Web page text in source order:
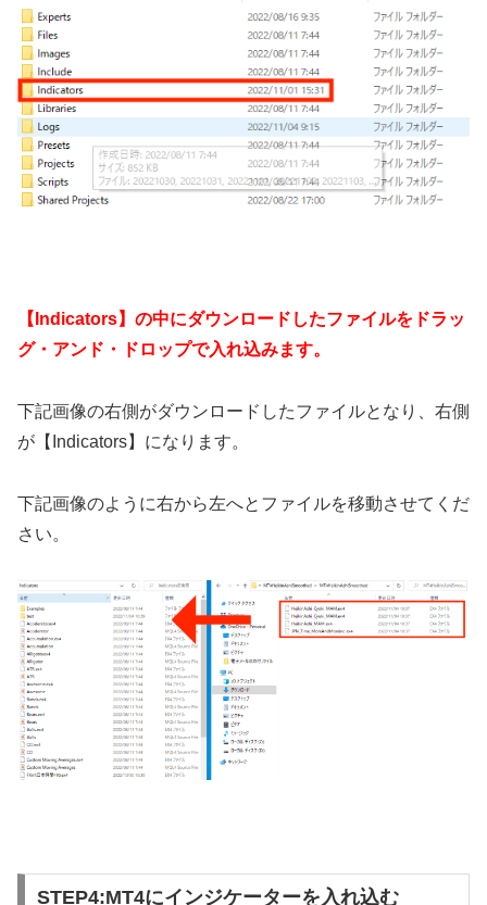
【Indicators】の中にダウンロードしたファイルをドラッ
グ・アンド・ドロップで入れ込みます。
下記画像の右側がダウンロードしたファイルとなり、右側
が【Indicators】になります。
下記画像のように右から左へとファイルを移動させてくだ
さい。
STEP4:MT4にインジケーターを入れ込む